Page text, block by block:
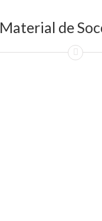
Material de